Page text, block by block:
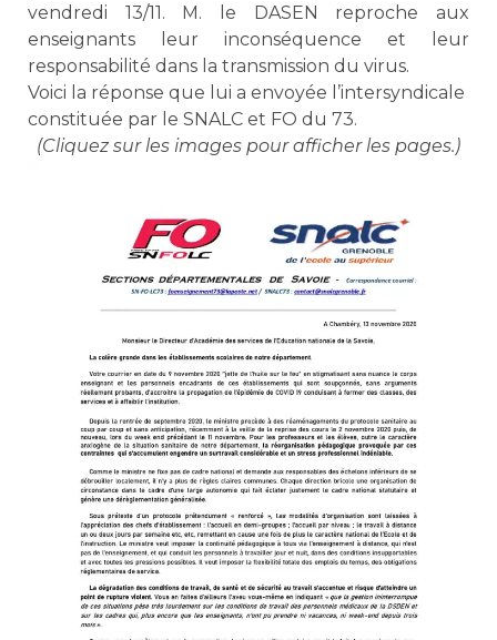
vendredi 13/11. M. le DASEN reproche aux
enseignants leur inconséquence et leur
responsabilité dans la transmission du virus.
Voici la réponse que lui a envoyée l’intersyndicale
constituée par le SNALC et FO du 73.
(Cliquez sur les images pour afficher les pages.)